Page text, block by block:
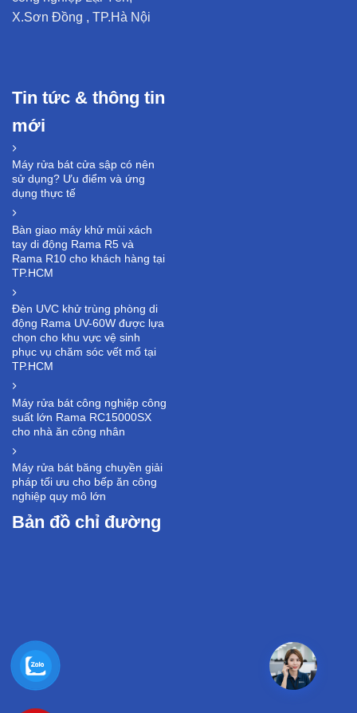
X.Sơn Đồng , TP.Hà Nội
Tin tức & thông tin
mới
Máy rửa bát cửa sập có nên
sử dụng? Ưu điểm và ứng
dụng thực tế
Bàn giao máy khử mùi xách
tay di động Rama R5 và
Rama R10 cho khách hàng tại
TP.HCM
Đèn UVC khử trùng phòng di
động Rama UV-60W được lựa
chọn cho khu vực vệ sinh
phục vụ chăm sóc vết mổ tại
TP.HCM
Máy rửa bát công nghiệp công
suất lớn Rama RC15000SX
cho nhà ăn công nhân
Máy rửa bát băng chuyền giải
pháp tối ưu cho bếp ăn công
nghiệp quy mô lớn
Bản đồ chỉ đường